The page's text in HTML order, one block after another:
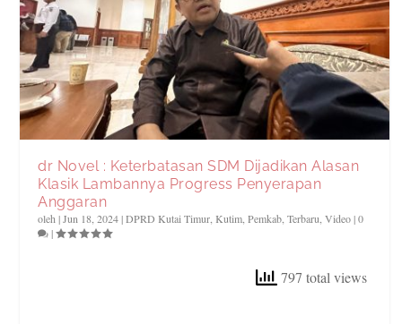
dr Novel : Keterbatasan SDM Dijadikan Alasan
Klasik Lambannya Progress Penyerapan
Anggaran
oleh|Jun 18, 2024|DPRD Kutai Timur ,Kutim ,Pemkab ,Terbaru ,Video|0
|
797 total views